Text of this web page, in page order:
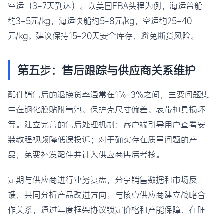
空运（3-7天到达）。以美国FBA头程为例，海运普船
约3-5元/kg，海运快船约5-8元/kg，空运约25-40
元/kg。建议保持15-20天安全库存，避免断货风险。
第五步：售后跟踪与供应商关系维护
配件销售后的退换货率通常在1%-3%之间，主要问题集
中在钢化膜贴附气泡、保护壳尺寸偏差、表带扣具损坏
等。建立完善的售后处理机制：客户端引导用户查看安
装教程视频降低误投诉；对于确实存在质量问题的产
品，免费补发配件并计入供应商售后考核。
定期与供应商进行业务复盘，分享销售数据和市场反
馈，共同分析产品改进方向。与核心供应商建立战略合
作关系，通过年度框架协议锁定价格和产能保障，在旺